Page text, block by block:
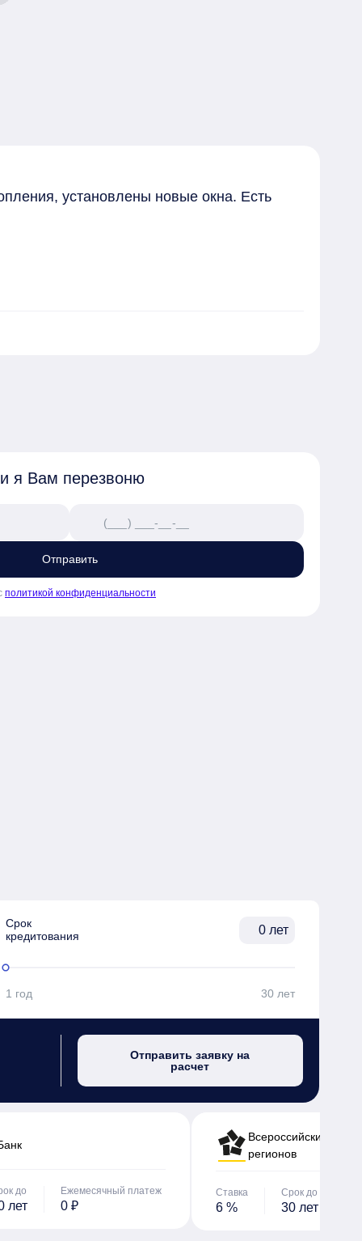
установлены новые окна. Есть
я Вам перезвоню
Отправить
политикой конфиденциальности
Срок
кредитования
лет
1 год 30 лет
Отправить заявку на
расчет
до
лет
Ежемесячный платеж
0 ₽
Всероссийский банк
регионов
Ставка
6 %
Срок до
30 лет